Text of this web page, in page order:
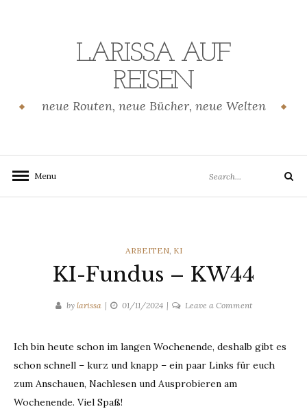
LARISSA AUF
REISEN
neue Routen, neue Bücher, neue Welten
Menu
for:
Search
CATEGORIES
ARBEITEN, KI
KI-Fundus – KW44
by larissa 01/11/2024 Leave a Commenton
–
KW44
Ich bin heute schon im langen Wochenende, deshalb gibt es
schon schnell – kurz und knapp – ein paar Links für euch
zum Anschauen, Nachlesen und Ausprobieren am
Wochenende. Viel Spaß!